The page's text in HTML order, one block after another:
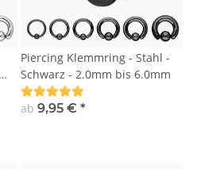
Piercing Klemmring - Stahl -
Schwarz - 2.0mm bis 6.0mm
ab 9,95 € *